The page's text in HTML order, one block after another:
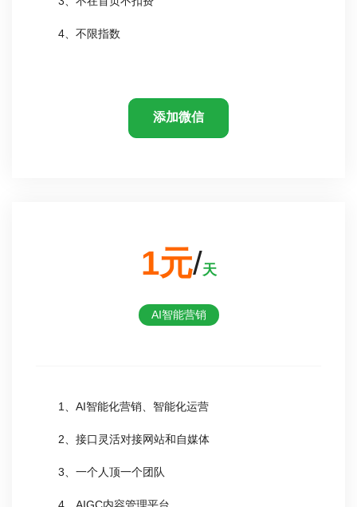
4、不限指数
添加微信
1元/天
AI智能营销
1、AI智能化营销、智能化运营
2、接口灵活对接网站和自媒体
3、一个人顶一个团队
4、AIGC内容管理平台